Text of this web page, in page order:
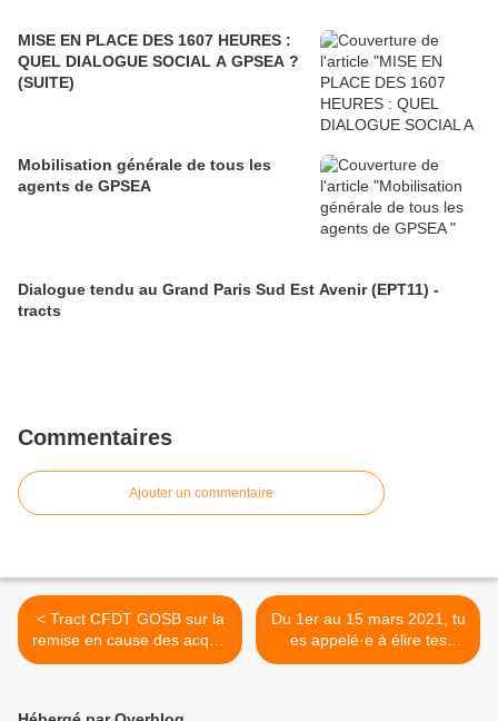
MISE EN PLACE DES 1607 HEURES :
QUEL DIALOGUE SOCIAL A GPSEA ?
(SUITE)
Mobilisation générale de tous les
agents de GPSEA
Dialogue tendu au Grand Paris Sud Est Avenir (EPT11) -
tracts
Commentaires
Ajouter un commentaire
< Tract CFDT GOSB sur la
remise en cause des acquis
sur le temps de travail
Du 1er au 15 mars 2021, tu
es appelé·e à élire tes
représentant·es au conseil